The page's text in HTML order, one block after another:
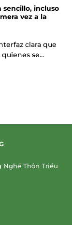
incluso
vez a la
clara que
se...
Nghề Thôn Triều